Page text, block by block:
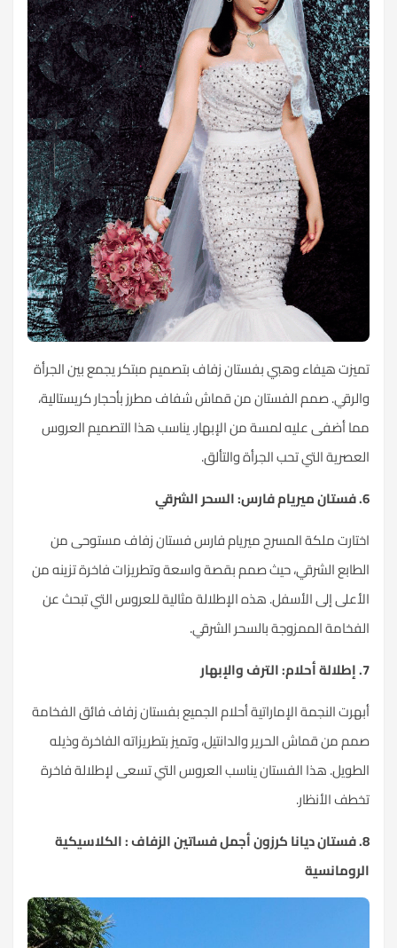
تميزت هيفاء وهبي بفستان زفاف بتصميم مبتكر يجمع بين الجرأة
والرقي. صمم الفستان من قماش شفاف مطرز بأحجار كريستالية،
مما أضفى عليه لمسة من الإبهار. يناسب هذا التصميم العروس
العصرية التي تحب الجرأة والتألق.
6. فستان ميريام فارس: السحر الشرقي
اختارت ملكة المسرح ميريام فارس فستان زفاف مستوحى من
الطابع الشرقي، حيث صمم بقصة واسعة وتطريزات فاخرة تزينه من
الأعلى إلى الأسفل. هذه الإطلالة مثالية للعروس التي تبحث عن
الفخامة الممزوجة بالسحر الشرقي.
7. إطلالة أحلام: الترف والإبهار
أبهرت النجمة الإماراتية أحلام الجميع بفستانزفاففائق الفخامة
صمم من قماش الحرير والدانتيل، وتميز بتطريزاته الفاخرة وذيله
الطويل. هذا الفستان يناسب العروس التي تسعى لإطلالة فاخرة
تخطف الأنظار.
8. فستان ديانا كرزون أجمل فساتين الزفاف : الكلاسيكية
الرومانسية